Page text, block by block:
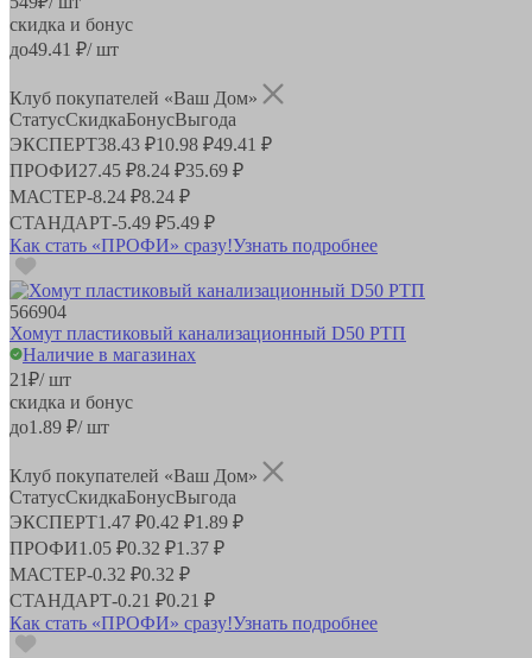
скидка и бонус
до49.41 ₽/ шт
Клуб покупателей «Ваш Дом»
СтатусСкидкаБонусВыгода
ЭКСПЕРТ38.43 ₽10.98 ₽49.41 ₽
ПРОФИ27.45 ₽8.24 ₽35.69 ₽
МАСТЕР-8.24 ₽8.24 ₽
СТАНДАРТ-5.49 ₽5.49 ₽
Как стать «ПРОФИ» сразу!Узнать подробнее
566904
Хомут пластиковый канализационный D50 РТП
Наличие в магазинах
21₽/ шт
скидка и бонус
до1.89 ₽/ шт
Клуб покупателей «Ваш Дом»
СтатусСкидкаБонусВыгода
ЭКСПЕРТ1.47 ₽0.42 ₽1.89 ₽
ПРОФИ1.05 ₽0.32 ₽1.37 ₽
МАСТЕР-0.32 ₽0.32 ₽
СТАНДАРТ-0.21 ₽0.21 ₽
Как стать «ПРОФИ» сразу!Узнать подробнее